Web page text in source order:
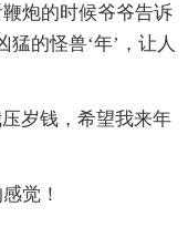
炮的时候爷爷告诉
的怪兽‘年’，让人
岁钱，希望我来年
觉！